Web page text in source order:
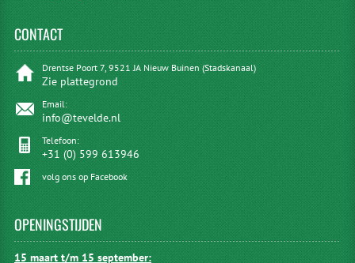
CONTACT
Drentse Poort 7, 9521 JA Nieuw Buinen (Stadskanaal)
Zie plattegrond
Email:
info@tevelde.nl
Telefoon:
+31 (0) 599 613946
volg ons op Facebook
OPENINGSTIJDEN
15 maart t/m 15 september: